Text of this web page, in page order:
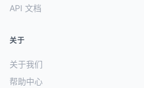
API 文档
关于
关于我们
帮助中心